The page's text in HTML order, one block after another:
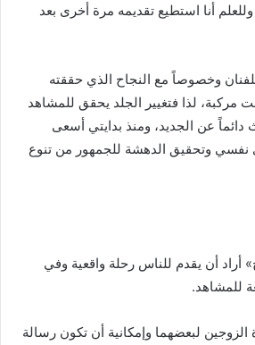
أنا استطيع تقديمه مرة أخرى بعد
للفنان وخصوصاً مع النجاح الذي حققته
مركبة، لذا فتغيير الجلد يحقق للمشاهد
دائماً عن الجديد، ومنذ بدايتي أسعى
نفسي وتحقيق الدهشة للجمهور من تنوع
أن يقدم للناس رحلة واقعية وفي
للمشاهد.
لبعضهما وإمكانية أن تكون رسالة